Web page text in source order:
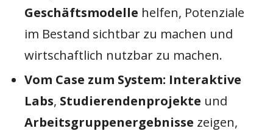
Geschäftsmodelle helfen, Potenziale
im Bestand sichtbar zu machen und
wirtschaftlich nutzbar zu machen.
Vom Case zum System: Interaktive
Labs, Studierendenprojekte und
Arbeitsgruppenergebnisse zeigen,